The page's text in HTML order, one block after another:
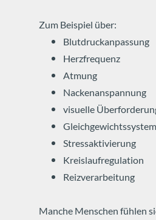
Zum Beispiel über:
Blutdruckanpassung
Herzfrequenz
Atmung
Nackenanspannung
visuelle
Gleichgewichtssystem
Stressaktivierung
Kreislaufregulation
Reizverarbeitung
Manche Menschen fühlen